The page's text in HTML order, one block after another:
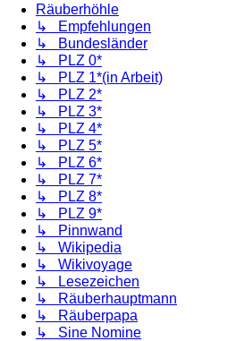
Räuberhöhle
↳ Empfehlungen
↳ Bundesländer
↳ PLZ 0*
↳ PLZ 1*(in Arbeit)
↳ PLZ 2*
↳ PLZ 3*
↳ PLZ 4*
↳ PLZ 5*
↳ PLZ 6*
↳ PLZ 7*
↳ PLZ 8*
↳ PLZ 9*
↳ Pinnwand
↳ Wikipedia
↳ Wikivoyage
↳ Lesezeichen
↳ Räuberhauptmann
↳ Räuberpapa
↳ Sine Nomine